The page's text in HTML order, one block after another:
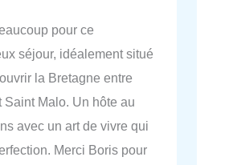
pour ce
séjour, idéalement situé
la Bretagne entre
Saint Malo. Un hôte au
avec un art de vivre qui
Merci Boris pour